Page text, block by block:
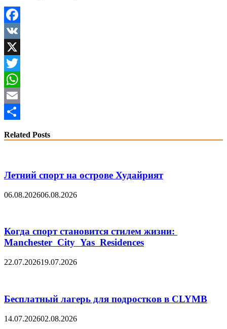
Facebook
VK
X
Twitter
WhatsApp
Email
Related Posts
Летний спорт на острове Худайрият
06.08.202606.08.2026
Когда спорт становится стилем жизни:
Manchester City Yas Residences
22.07.202619.07.2026
Бесплатный лагерь для подростков в CLYMB
14.07.202602.08.2026